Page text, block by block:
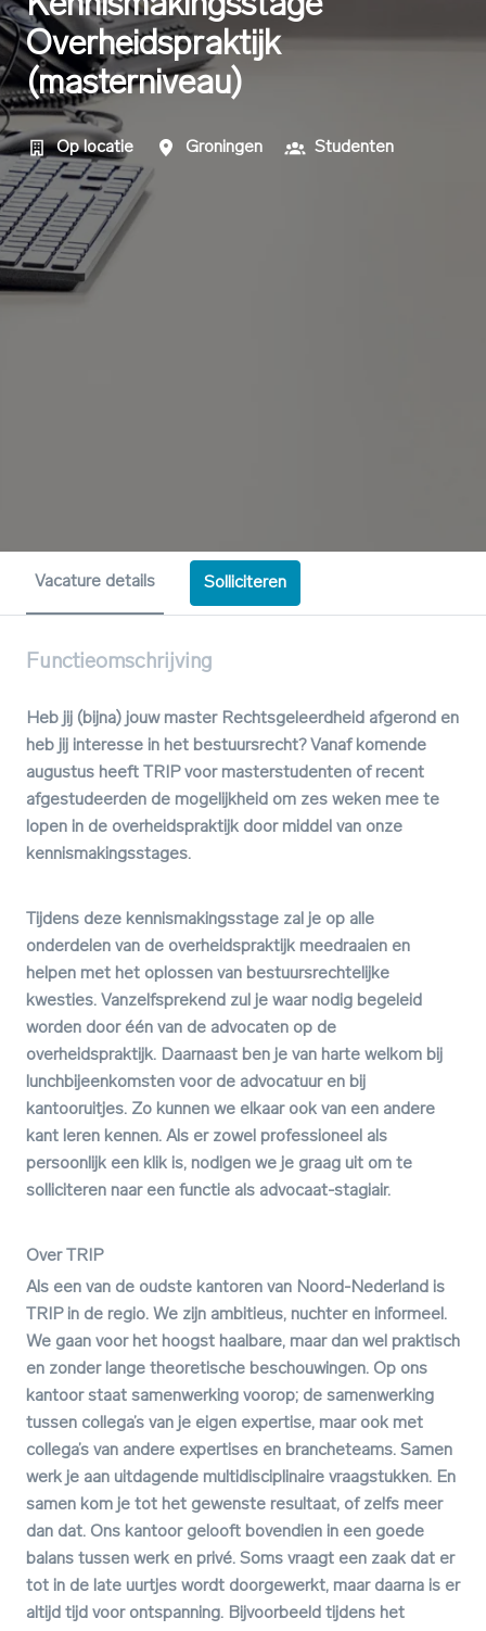
Overheidspraktijk
(masterniveau)
Op locatie Groningen Studenten
Vacature details Solliciteren
Functieomschrijving
Heb jij (bijna) jouw master Rechtsgeleerdheid afgerond en
heb jij interesse in het bestuursrecht? Vanaf komende
augustus heeft TRIP voor masterstudenten of recent
afgestudeerden de mogelijkheid om zes weken mee te
lopen in de overheidspraktijk door middel van onze
kennismakingsstages.
Tijdens deze kennismakingsstage zal je op alle
onderdelen van de overheidspraktijk meedraaien en
helpen met het oplossen van bestuursrechtelijke
kwesties. Vanzelfsprekend zul je waar nodig begeleid
worden door één van de advocaten op de
overheidspraktijk. Daarnaast ben je van harte welkom bij
lunchbijeenkomsten voor de advocatuur en bij
kantooruitjes. Zo kunnen we elkaar ook van een andere
kant leren kennen. Als er zowel professioneel als
persoonlijk een klik is, nodigen we je graag uit om te
solliciteren naar een functie als advocaat-stagiair.
Over TRIP
Als een van de oudste kantoren van Noord-Nederland is
TRIP in de regio. We zijn ambitieus, nuchter en informeel.
We gaan voor het hoogst haalbare, maar dan wel praktisch
en zonder lange theoretische beschouwingen. Op ons
kantoor staat samenwerking voorop; de samenwerking
tussen collega’s van je eigen expertise, maar ook met
collega’s van andere expertises en brancheteams. Samen
werk je aan uitdagende multidisciplinaire vraagstukken. En
samen kom je tot het gewenste resultaat, of zelfs meer
dan dat. Ons kantoor gelooft bovendien in een goede
balans tussen werk en privé. Soms vraagt een zaak dat er
tot in de late uurtjes wordt doorgewerkt, maar daarna is er
altijd tijd voor ontspanning. Bijvoorbeeld tijdens het